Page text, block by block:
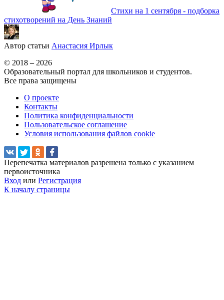
Стихи на 1 сентября - подборка
стихотворений на День Знаний
Автор статьи Анастасия Ирлык
© 2018 – 2026
Образовательный портал для школьников и студентов.
Все права защищены
О проекте
Контакты
Политика конфиденциальности
Пользовательское соглашение
Условия использования файлов cookie
Перепечатка материалов разрешена только с указанием
первоисточника
Вход или Регистрация
К началу страницы